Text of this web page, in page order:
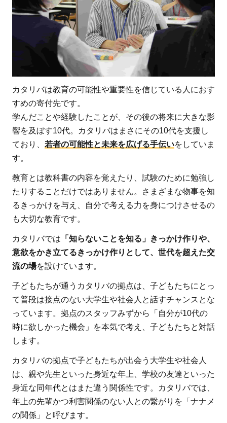
多様
な価
値観
や世
代の
交流
する
てい
る
【お
すす
めの
理由
年12
万人
以上
の子
ども
をサ
ポー
大手
企業
から
も支
援を
カタリバは教育の可能性や重要性を信じている人におす
すめの寄付先です。
学んだことや経験したことが、その後の将来に大きな影
響を及ぼす10代。カタリバはまさにその10代を支援し
ており、 若者の可能性と未来を広げる手伝いをしていま
す。
教育とは教科書の内容を覚えたり、試験のために勉強し
たりすることだけではありません。さまざまな物事を知
るきっかけを与え、自分で考える力を身につけさせるの
も大切な教育です。
カタリバでは 「知らないことを知る」きっかけ作りや、
意欲をかき立てるきっかけ作りとして、世代を超えた交
流の場を設けています。
子どもたちが通うカタリバの拠点は、子どもたちにとっ
て普段は接点のない大学生や社会人と話すチャンスとな
っています。拠点のスタッフみずから「自分が10代の
時に欲しかった機会」を本気で考え、子どもたちと対話
します。
カタリバの拠点で子どもたちが出会う大学生や社会人
は、親や先生といった身近な年上、学校の友達といった
身近な同年代とはまた違う関係性です。カタリバでは、
年上の先輩かつ利害関係のない人との繋がりを「ナナメ
の関係」と呼びます。